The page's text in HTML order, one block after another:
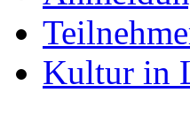
Kultur in